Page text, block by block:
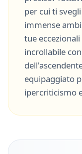
per cui ti
immense
tue
incrollabile
equipaggiato
ipercriticismo